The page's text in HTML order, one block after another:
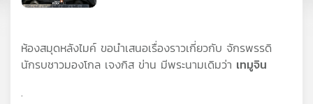
ห้องสมุดหลังไมค์ ขอนำเสนอเรื่องราวเกี่ยวกับ จักรพรรดิ
นักรบชาวมองโกล เจงกิส ข่าน มีพระนามเดิมว่า เทมูจิน
.